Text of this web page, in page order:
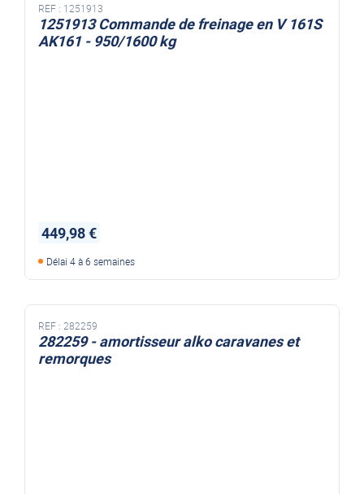
REF : 1251913
1251913 Commande de freinage en V 161S
AK161 - 950/1600 kg
449,98 €
Délai 4 à 6 semaines
REF : 282259
282259 - amortisseur alko caravanes et
remorques